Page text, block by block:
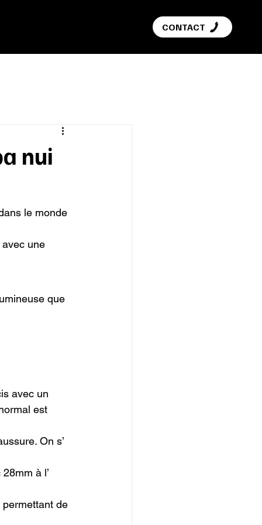
CONTACT
nui
le monde
une
que
avec un
est
On s’
à l’
de